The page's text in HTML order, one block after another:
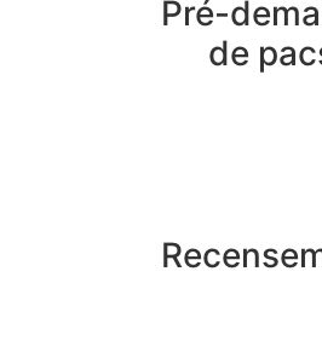
Pré-
de